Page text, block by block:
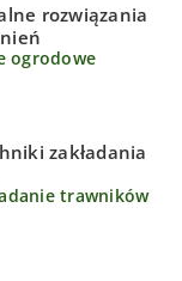
rozwiązania
ogrodowe
zakładania
trawników